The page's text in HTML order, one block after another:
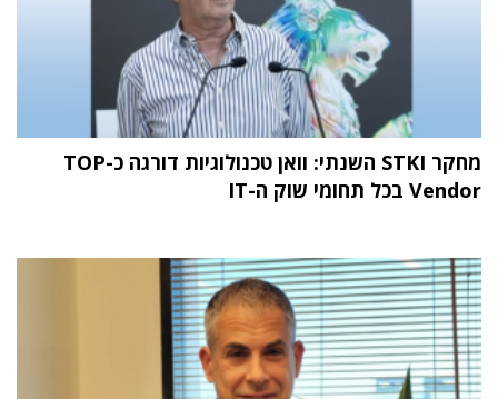
מחקר STKI השנתי: וואן טכנולוגיות דורגה כ-TOP
Vendor בכל תחומי שוק ה-IT